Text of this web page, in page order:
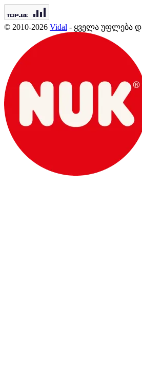
© 2010-2026 Vidal - ყველა უფლება